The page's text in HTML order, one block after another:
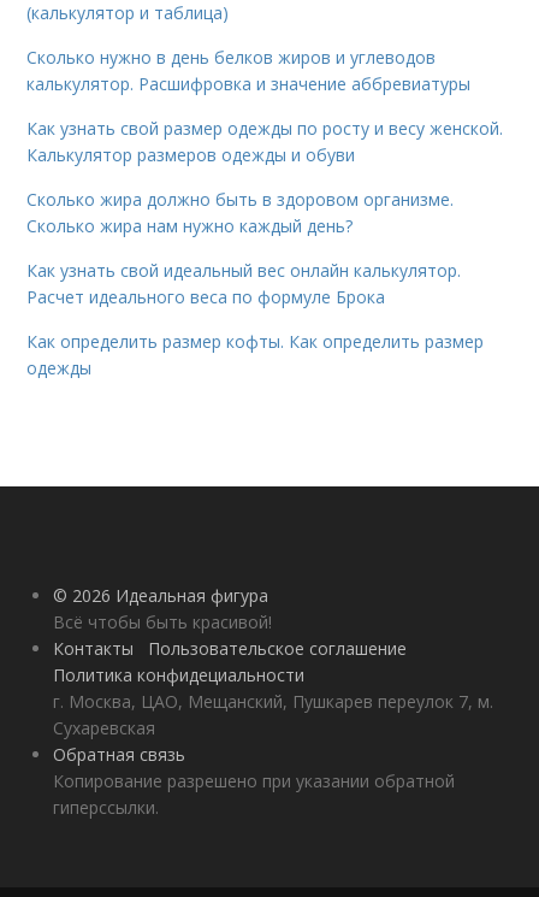
(калькулятор и таблица)
Сколько нужно в день белков жиров и углеводов
калькулятор. Расшифровка и значение аббревиатуры
Как узнать свой размер одежды по росту и весу женской.
Калькулятор размеров одежды и обуви
Сколько жира должно быть в здоровом организме.
Сколько жира нам нужно каждый день?
Как узнать свой идеальный вес онлайн калькулятор.
Расчет идеального веса по формуле Брока
Как определить размер кофты. Как определить размер
одежды
© 2026 Идеальная фигура
Всё чтобы быть красивой!
Контакты
Пользовательское соглашение
Политика конфидециальности
г. Москва, ЦАО, Мещанский, Пушкарев переулок 7, м.
Сухаревская
Обратная связь
Копирование разрешено при указании обратной
гиперссылки.